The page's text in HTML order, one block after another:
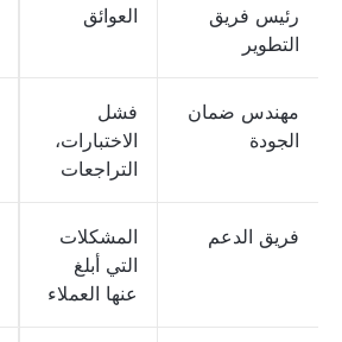
رئيس فريق
التطوير
العوائق
مهندس ضمان
الجودة
فشل
الاختبارات،
التراجعات
فريق الدعم
المشكلات
التي أبلغ
عنها العملاء